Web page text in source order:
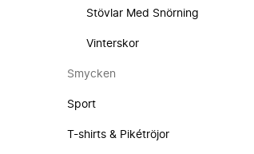
Stövlar Med Snörning
Vinterskor
Smycken
Sport
T-shirts & Pikétröjor